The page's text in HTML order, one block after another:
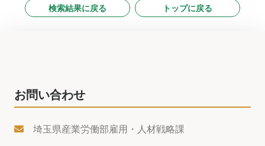
検索結果に戻る トップに戻る
お問い合わせ
埼玉県産業労働部雇用・人材戦略課